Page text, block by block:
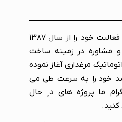
شرکت تولیدی کارنوتک فعالیت خود را از سال ۱۳۸۷
و مشاوره در زمینه ساخت
مرغداری آغاز نموده
خود را به سرعت طی می
ما پروژه های در حال
کنید.